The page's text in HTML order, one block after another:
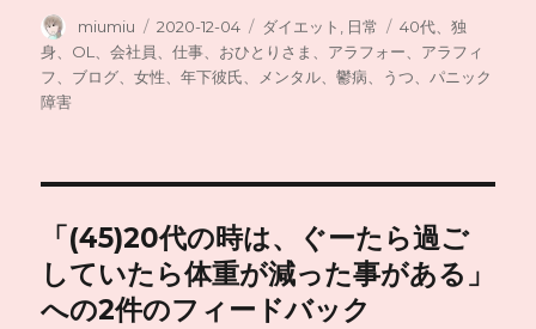
投
稿
者
miumiu
投
日:
2020-12-04
カ
テ
ゴ
ダイエット , 日常
タ
グ
40代、独
身、OL、会社員、仕事、おひとりさま、アラフォー、アラフィ
フ、ブログ、女性、年下彼氏、メンタル、鬱病、うつ、パニック
障害
「(45)20代の時は、ぐーたら過ご
していたら体重が減った事がある」
への2件のフィードバック